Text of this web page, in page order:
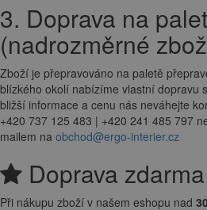
3. Doprava na
(nadrozměrné
Zboží je přepravováno na paletě
blízkého okolí nabízíme vlastní dopravu
bližší informace a cenu nás neváhejte
+420 737 125 483 | +420 241 485 797
mailem na obchod@ergo-interier.cz
Doprava zdarma
Při nákupu zboží v našem eshopu nad